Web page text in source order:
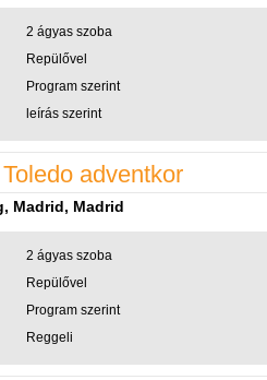
2 ágyas szoba
Repülővel
Program szerint
leírás szerint
adventkor
Madrid, Madrid
2 ágyas szoba
Repülővel
Program szerint
Reggeli